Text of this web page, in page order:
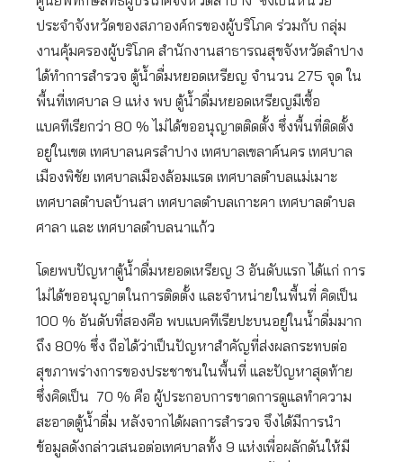
ประจำจังหวัดของสภาองค์กรของผู้บริโภค ร่วมกับ กลุ่ม
งานคุ้มครองผู้บริโภค สำนักงานสาธารณสุขจังหวัดลำปาง
ได้ทำการสำรวจ ตู้น้ำดื่มหยอดเหรียญ จำนวน 275 จุด ใน
พื้นที่เทศบาล 9 แห่ง พบ ตู้น้ำดื่มหยอดเหรียญมีเชื้อ
แบคทีเรียกว่า 80 % ไม่ได้ขออนุญาตติดตั้ง ซึ่งพื้นที่ติดตั้ง
อยู่ในเขต เทศบาลนครลำปาง เทศบาลเขลาค์นคร เทศบาล
เมืองพิชัย เทศบาลเมืองล้อมแรด เทศบาลตำบลแม่เมาะ
เทศบาลตำบลบ้านสา เทศบาลตำบลเกาะคา เทศบาลตำบล
ศาลา และ เทศบาลตำบลนาแก้ว
โดยพบปัญหาตู้น้ำดื่มหยอดเหรียญ 3 อันดับแรก ได้แก่ การ
ไม่ได้ขออนุญาตในการติดตั้ง และจำหน่ายในพื้นที่ คิดเป็น
100 % อันดับที่สองคือ พบแบคทีเรียปะบนอยู่ในน้ำดื่มมาก
ถึง 80% ซึ่ง ถือได้ว่าเป็นปัญหาสำคัญที่ส่งผลกระทบต่อ
สุขภาพร่างการของประชาชนในพื้นที่ และปัญหาสุดท้าย
ซึ่งคิดเป็น 70 % คือ ผู้ประกอบการขาดการดูแลทำความ
สะอาดตู้น้ำดื่ม หลังจากได้ผลการสำรวจ จึงได้มีการนำ
ข้อมูลดังกล่าวเสนอต่อเทศบาลทั้ง 9 แห่งเพื่อผลักดันให้มี